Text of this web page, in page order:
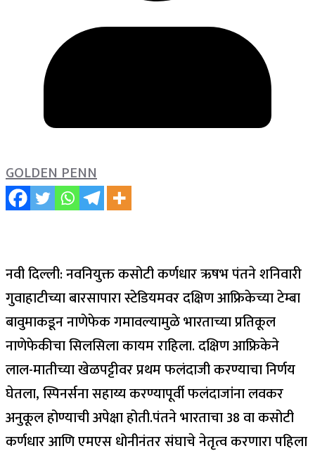
GOLDEN PENN
नवी दिल्ली: नवनियुक्त कसोटी कर्णधार ऋषभ पंतने शनिवारी
गुवाहाटीच्या बारसापारा स्टेडियमवर दक्षिण आफ्रिकेच्या टेम्बा
बावुमाकडून नाणेफेक गमावल्यामुळे भारताच्या प्रतिकूल
नाणेफेकीचा सिलसिला कायम राहिला.दक्षिण आफ्रिकेने
लाल-मातीच्या खेळपट्टीवर प्रथम फलंदाजी करण्याचा निर्णय
घेतला, स्पिनर्सना सहाय्य करण्यापूर्वी फलंदाजांना लवकर
अनुकूल होण्याची अपेक्षा होती.पंतने भारताचा 38 वा कसोटी
कर्णधार आणि एमएस धोनीनंतर संघाचे नेतृत्व करणारा पहिला